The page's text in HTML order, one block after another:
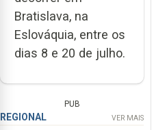
Bratislava, na
Eslováquia, entre os
dias 8 e 20 de julho.
PUB
REGIONAL VER MAIS